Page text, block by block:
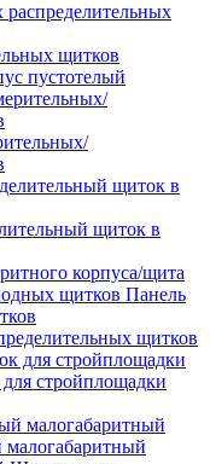
щитков
пустотелый
щиток в
корпуса/щита
Панель
щитков
стройплощадки